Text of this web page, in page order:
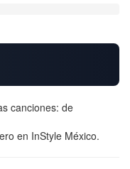
canciones: de
en InStyle México.